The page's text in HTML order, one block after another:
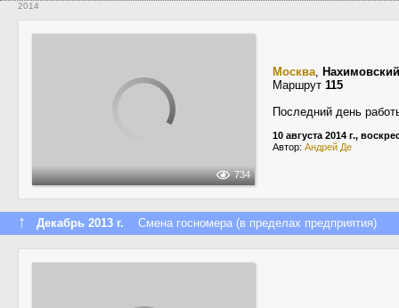
2014
734
Москва,
Маршрут 115
Последний день
10 августа 2014 г.,
Автор: Андрей Де
↑ Декабрь 2013 г. Смена госномера (в пределах предприятия)